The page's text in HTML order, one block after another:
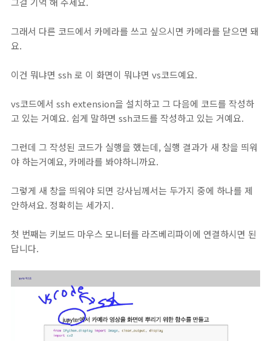
그래서 다른 코드에서 카메라를 쓰고 싶으시면 카메라를 닫으면 돼
요.
이건 뭐냐면 ssh 로 이 화면이 뭐냐면 vs코드예요.
vs코드에서 ssh extension을 설치하고 그 다음에 코드를 작성하
고 있는 거예요. 쉽게 말하면 ssh코드를 작성하고 있는 거예요.
그런데 그 작성된 코드가 실행을 했는데, 실행 결과가 새 창을 띄워
야 하는거예요, 카메라를 봐야하니까요.
그렇게 새 창을 띄워야 되면 강사님께서는 두가지 중에 하나를 제
안하셔요. 정확히는 세가지.
첫 번째는 키보드 마우스 모니터를 라즈베리파이에 연결하시면 된
답니다.